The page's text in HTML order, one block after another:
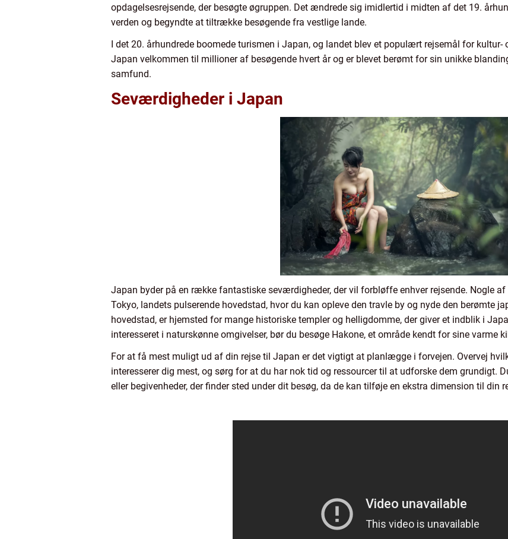
opdagelsesrejsende, der besøgte øgruppen. Det ændrede sig imidlertid i midten af det 19.
verden og begyndte at tiltrække besøgende fra vestlige lande.
I det 20. århundrede boomede turismen i Japan, og landet blev et populært rejsemål for kultur-
Japan velkommen til millioner af besøgende hvert år og er blevet berømt for sin unikke
samfund.
Seværdigheder i Japan
Japan byder på en række fantastiske seværdigheder, der vil forbløffe enhver rejsende. Nogle
Tokyo, landets pulserende hovedstad, hvor du kan opleve den travle by og nyde den berømte
hovedstad, er hjemsted for mange historiske templer og helligdomme, der giver et indblik i
interesseret i naturskønne omgivelser, bør du besøge Hakone, et område kendt for sine varme
For at få mest muligt ud af din rejse til Japan er det vigtigt at planlægge i forvejen. Overvej
interesserer dig mest, og sørg for at du har nok tid og ressourcer til at udforske dem grundigt.
eller begivenheder, der finder sted under dit besøg, da de kan tilføje en ekstra dimension til din